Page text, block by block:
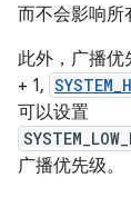
而不会影响所
此外，广播优
+ 1,
可以设置
广播优先级。